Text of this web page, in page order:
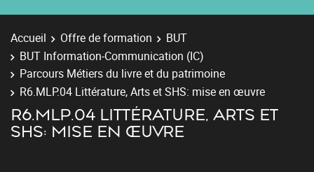
Accueil Offre de formation
BUT
BUT Information-Communication (IC)
Parcours Métiers du livre et du patrimoine
R6.MLP.04 Littérature, Arts et SHS: mise en œuvre
R6.MLP.04 LITTÉRATURE, ARTS ET
SHS: MISE EN ŒUVRE